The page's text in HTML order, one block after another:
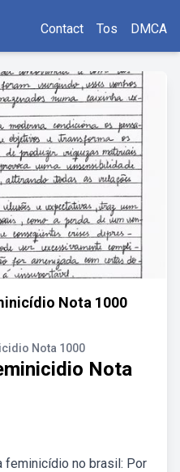
Contact Tos DMCA
Nota 1000
Nota 1000
Nota
feminicídio no brasil: Por